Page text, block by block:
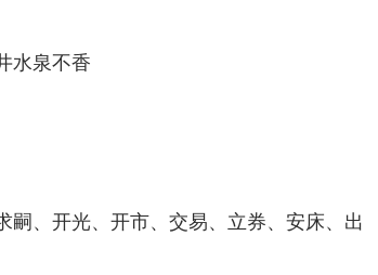
水泉不香
嗣、开光、开市、交易、立券、安床、出